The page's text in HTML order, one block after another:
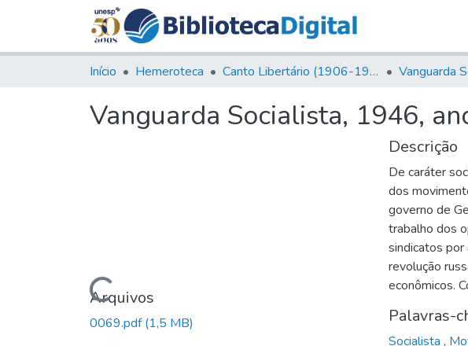
Início Hemeroteca Canto Libertário (1906-1995) Vanguarda
Vanguarda Socialista, 1946,
Carregando...
Arquivos
0069.pdf(1,5 MB)
Descrição
De caráter
dos
governo de
trabalho dos
sindicatos por
revolução
econômicos.
Palavras-
Socialista ,